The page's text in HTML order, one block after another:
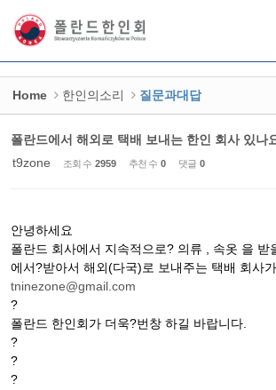
Home 한인의소리 질문과대답
폴란드에서 해외로 택배 보내는 한인 회사 있나
t9zone
조회 수 2959 추천 수 0 댓글 0
안녕하세요
폴란드 회사에서 지속적으로? 의류 , 속옷 을 받
에서?받아서 해외(다국)로 보내주는 택배 회사
tninezone@gmail.com
?
폴란드 한인회가 더욱?번창 하길 바랍니다.
?
?
?